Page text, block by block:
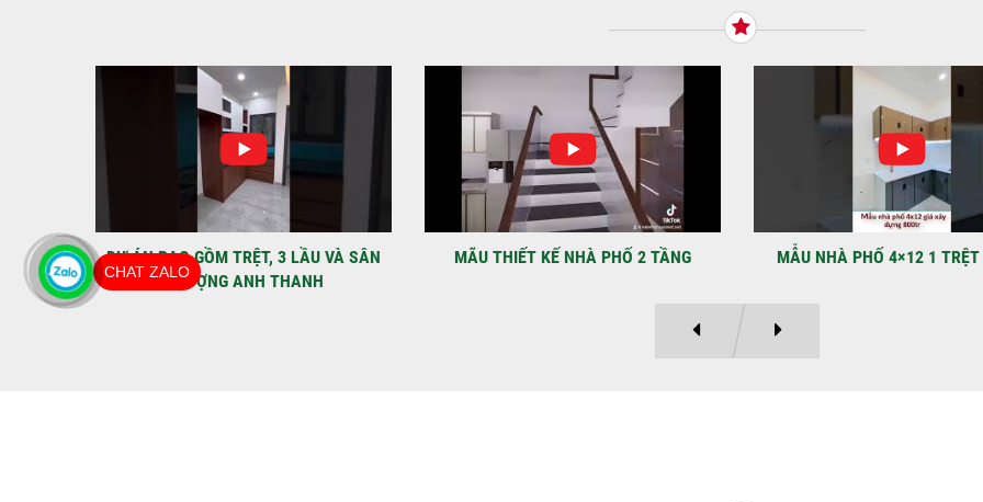
Địa
Kỳ
DỰ ÁN BAO GỒM TRỆT, 3 LẦU VÀ SÂN
THƯỢNG ANH THANH
MÃU THIẾT KẾ NHÀ PHỐ 2 TẦNG MẪU NHÀ PHỐ 4×12 1
CHAT ZALO